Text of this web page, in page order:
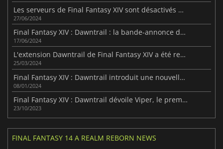
Les serveurs de Final Fantasy XIV sont désactivés pour préparer la sortie de Dawntrail
27/06/2024
Final Fantasy XIV : Dawntrail : la bande-annonce de lancement fait monter la tension autour de l'extension
17/06/2024
L'extension Dawntrail de Final Fantasy XIV a été retardée à cause de... Elden Ring
25/03/2024
Final Fantasy XIV : Dawntrail introduit une nouvelle classe
08/01/2024
Final Fantasy XIV : Dawntrail dévoile Viper, le premier nouveau job de l'extension
23/10/2023
FINAL FANTASY 14 A REALM REBORN NEWS